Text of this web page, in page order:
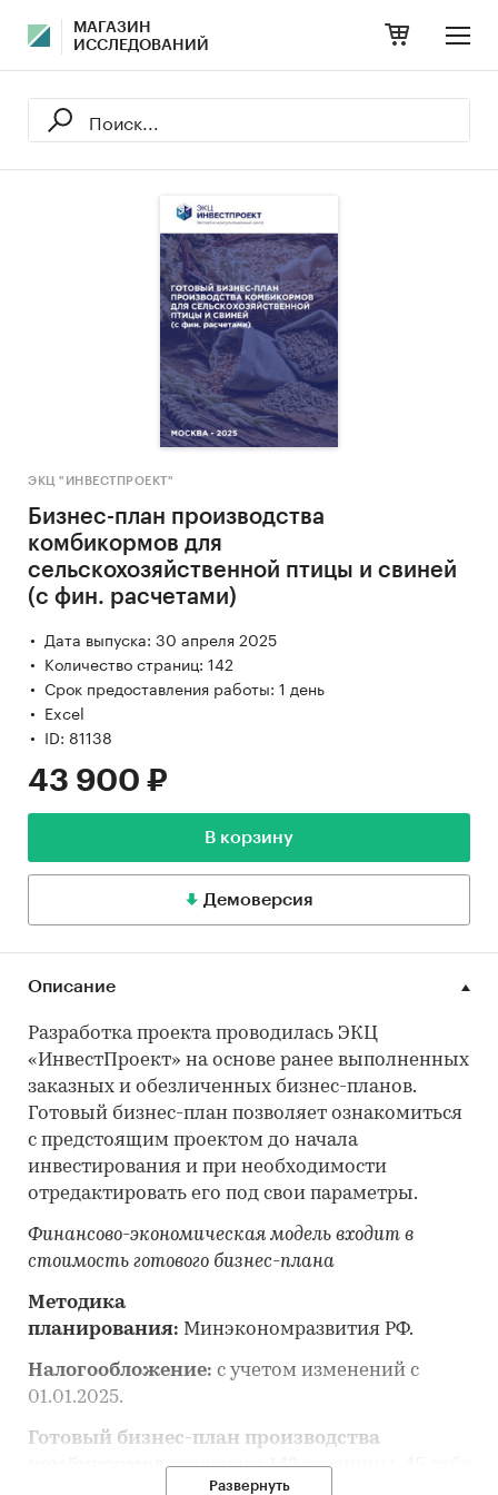
МАГАЗИН
ИССЛЕДОВАНИЙ
ЭКЦ "ИНВЕСТПРОЕКТ"
Бизнес-план производства
комбикормов для
сельскохозяйственной птицы и свиней
(с фин. расчетами)
Дата выпуска: 30 апреля 2025
Количество страниц: 142
Срок предоставления работы: 1 день
Excel
ID: 81138
43 900 ₽
В корзину
Демоверсия
Описание
Разработка проекта проводилась ЭКЦ
«ИнвестПроект» на основе ранее выполненных
заказных и обезличенных бизнес-планов.
Готовый бизнес-план позволяет ознакомиться
с предстоящим проектом до начала
инвестирования и при необходимости
отредактировать его под свои параметры.
Финансово-экономическая модель входит в
стоимость готового бизнес-плана
Методика
планирования: Минэкономразвития РФ.
Налогообложение: с учетом изменений с
01.01.2025.
Готовый бизнес-план производства
комбикормовсодержит:142страницы,
Развернуть